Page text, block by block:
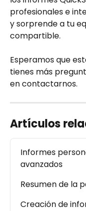
profesionales e
y sorprende a tu
compartible.
Esperamos que
tienes más
en contactarnos.
Artículos
Informes
avanzados
Resumen de la
Creación de